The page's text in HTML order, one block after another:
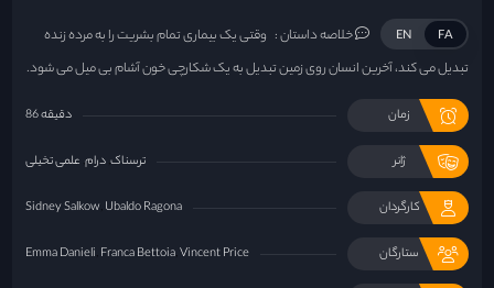
FA
EN خلاصه داستان : وقتی یک بیماری تمام بشریت را به مرده زنده
تبدیل می کند، آخرین انسان روی زمین تبدیل به یک شکارچی خون آشام بی میل می شود.
زمان 86 دقیقه
ژانر ترسناک درام علمی تخیلی
کارگردان Sidney Salkow Ubaldo Ragona
ستارگان Emma Danieli Franca Bettoia Vincent Price